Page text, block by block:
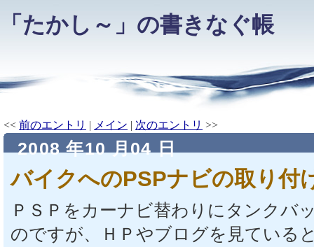
「たかし～」の書きなぐ帳
<< 前のエントリ | メイン | 次のエントリ >>
2008 年10 月04 日
バイクへのPSPナビの取り付
ＰＳＰをカーナビ替わりにタンクバ
のですが、ＨＰやブログを見ている